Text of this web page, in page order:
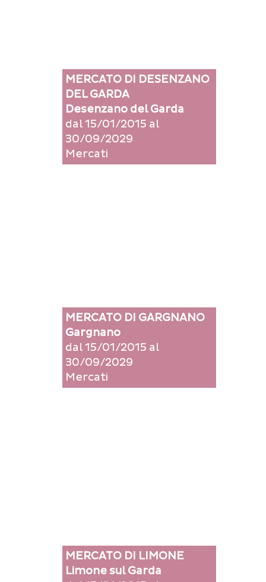
MERCATO DI DESENZANO
DEL GARDA
Desenzano del Garda
dal 15/01/2015 al
30/09/2029
Mercati
MERCATO DI GARGNANO
Gargnano
dal 15/01/2015 al
30/09/2029
Mercati
MERCATO DI LIMONE
Limone sul Garda